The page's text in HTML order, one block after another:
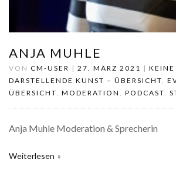
ANJA MUHLE
VON CM-USER | 27. MÄRZ 2021 | KEINE
DARSTELLENDE KUNST – ÜBERSICHT
ÜBERSICHT
MODERATION PODCAST
Anja Muhle Moderation & Sprecherin
Weiterlesen